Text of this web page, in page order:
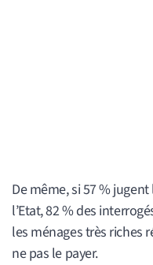
De même, si 57 %
l’Etat, 82 % des
les ménages très riches
ne pas le payer.